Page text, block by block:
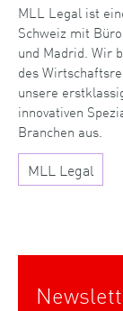
MLL Legal ist
Schweiz mit
und Madrid. Wir
des
unsere
innovativen
Branchen aus.
MLL Legal